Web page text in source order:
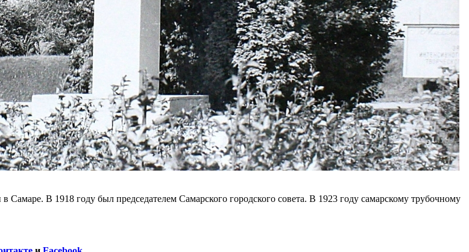
В 1918 году был председателем Самарского городского совета. В 1923 году самарскому трубочному